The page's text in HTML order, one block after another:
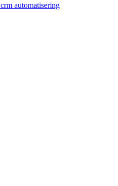
crm automatisering